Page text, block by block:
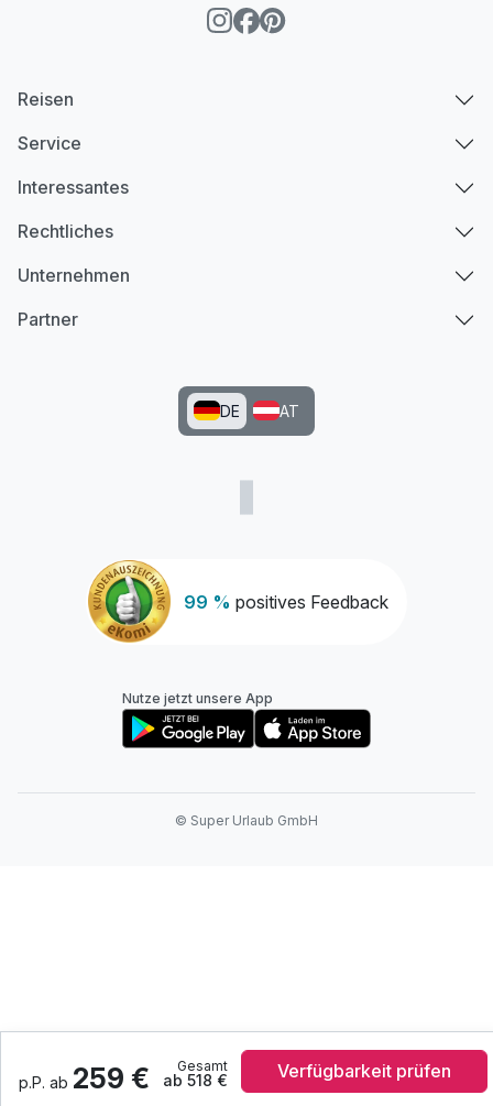
p.P. ab 259 € Gesamt
ab 518 € Verfügbarkeit prüfen
99 % positives Feedback
Reisen
Service
Interessantes
Rechtliches
Unternehmen
Partner
DE AT
Nutze jetzt unsere App
© Super Urlaub GmbH